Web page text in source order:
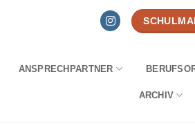
ANSPRECHPARTNER
ARCHIV